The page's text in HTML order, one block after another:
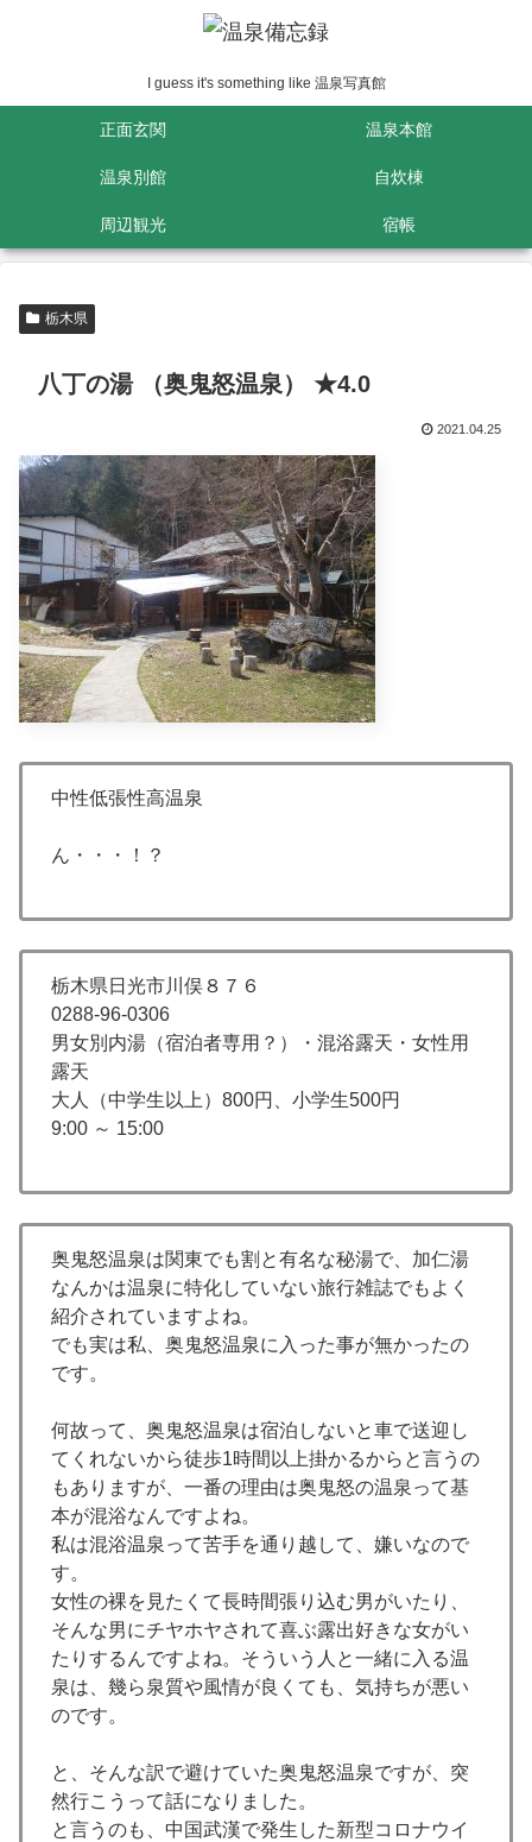
I guess it's something like 温泉写真館
正面玄関 温泉本館
温泉別館 自炊棟
周辺観光 宿帳
栃木県
八丁の湯 （奥鬼怒温泉） ★4.0
2021.04.25
中性低張性高温泉
ん・・・！？
栃木県日光市川俣８７６
0288-96-0306
男女別内湯（宿泊者専用？）・混浴露天・女性用
露天
大人（中学生以上）800円、小学生500円
9:00 ～ 15:00
奥鬼怒温泉は関東でも割と有名な秘湯で、加仁湯
なんかは温泉に特化していない旅行雑誌でもよく
紹介されていますよね。
でも実は私、奥鬼怒温泉に入った事が無かったの
です。
何故って、奥鬼怒温泉は宿泊しないと車で送迎し
てくれないから徒歩1時間以上掛かるからと言うの
もありますが、一番の理由は奥鬼怒の温泉って基
本が混浴なんですよね。
私は混浴温泉って苦手を通り越して、嫌いなので
す。
女性の裸を見たくて長時間張り込む男がいたり、
そんな男にチヤホヤされて喜ぶ露出好きな女がい
たりするんですよね。そういう人と一緒に入る温
泉は、幾ら泉質や風情が良くても、気持ちが悪い
のです。
と、そんな訳で避けていた奥鬼怒温泉ですが、突
然行こうって話になりました。
と言うのも、中国武漢で発生した新型コロナウイ